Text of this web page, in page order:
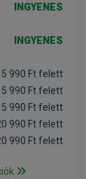
Julius
Utility
Berry
INGYENES
INGYENES
990 Ft felett
990 Ft felett
990 Ft felett
990 Ft felett
990 Ft felett